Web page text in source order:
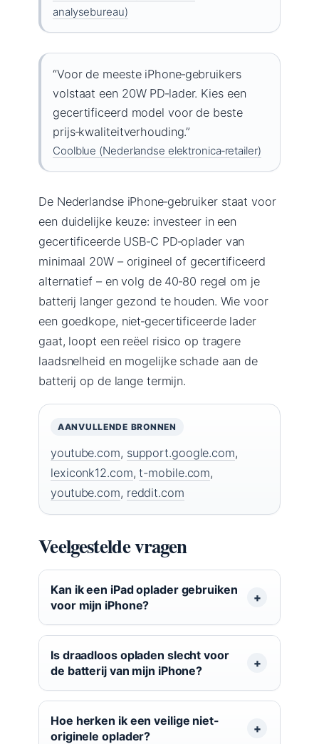
analysebureau)
“Voor de meeste iPhone‑gebruikers
volstaat een 20W PD‑lader. Kies een
gecertificeerd model voor de beste
prijs‑kwaliteitverhouding.”
Coolblue (Nederlandse elektronica‑retailer)
De Nederlandse iPhone‑gebruiker staat voor
een duidelijke keuze: investeer in een
gecertificeerde USB‑C PD‑oplader van
minimaal 20W – origineel of gecertificeerd
alternatief – en volg de 40‑80 regel om je
batterij langer gezond te houden. Wie voor
een goedkope, niet‑gecertificeerde lader
gaat, loopt een reëel risico op tragere
laadsnelheid en mogelijke schade aan de
batterij op de lange termijn.
AANVULLENDE BRONNEN
youtube.com, support.google.com,
lexiconk12.com,t-mobile.com,
youtube.com, reddit.com
Veelgestelde vragen
Kan ik een iPad oplader gebruiken
voor mijn iPhone?
Is draadloos opladen slecht voor
de batterij van mijn iPhone?
Hoe herken ik een veilige niet-
originele oplader?